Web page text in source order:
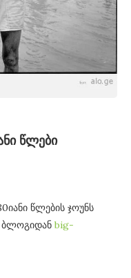
წლები
წლების ჯოუნს
ბლოგიდან big-